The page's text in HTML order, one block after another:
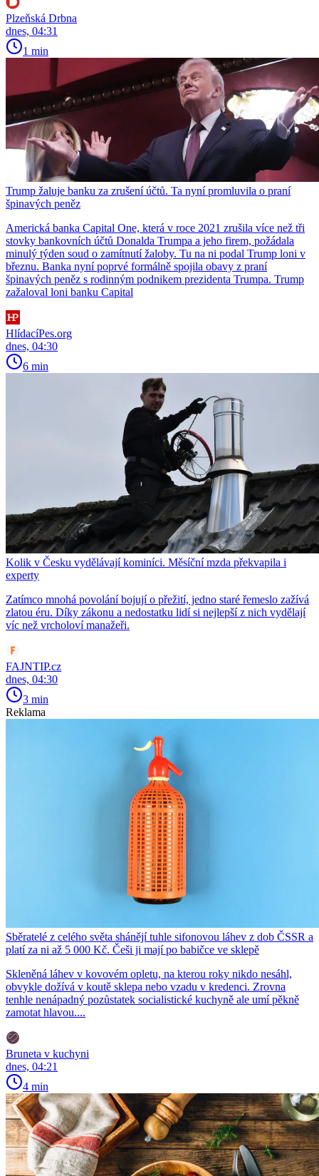
Plzeňská Drbna
dnes, 04:31
1 min
Trump žaluje banku za zrušení účtů. Ta nyní promluvila o praní
špinavých peněz
Americká banka Capital One, která v roce 2021 zrušila více než tři
stovky bankovních účtů Donalda Trumpa a jeho firem, požádala
minulý týden soud o zamítnutí žaloby. Tu na ni podal Trump loni v
březnu. Banka nyní poprvé formálně spojila obavy z praní
špinavých peněz s rodinným podnikem prezidenta Trumpa. Trump
zažaloval loni banku Capital
HlídacíPes.org
dnes, 04:30
6 min
Kolik v Česku vydělávají kominíci. Měsíční mzda překvapila i
experty
Zatímco mnohá povolání bojují o přežití, jedno staré řemeslo zažívá
zlatou éru. Díky zákonu a nedostatku lidí si nejlepší z nich vydělají
víc než vrcholoví manažeři.
FAJNTIP.cz
dnes, 04:30
3 min
Reklama
Sběratelé z celého světa shánějí tuhle sifonovou láhev z dob ČSSR a
platí za ni až 5 000 Kč. Češi ji mají po babičce ve sklepě
Skleněná láhev v kovovém opletu, na kterou roky nikdo nesáhl,
obvykle dožívá v koutě sklepa nebo vzadu v kredenci. Zrovna
tenhle nenápadný pozůstatek socialistické kuchyně ale umí pěkně
zamotat hlavou....
Bruneta v kuchyni
dnes, 04:21
4 min